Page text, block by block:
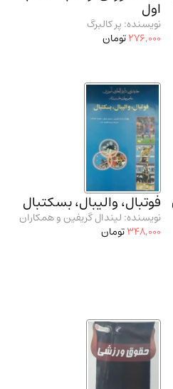
اول
نویسنده: پر کالبرگ
276,000تومان
فوتبال، والیبال، بسکتبال
نویسنده: لیندال گریفین و همکاران
348,000تومان